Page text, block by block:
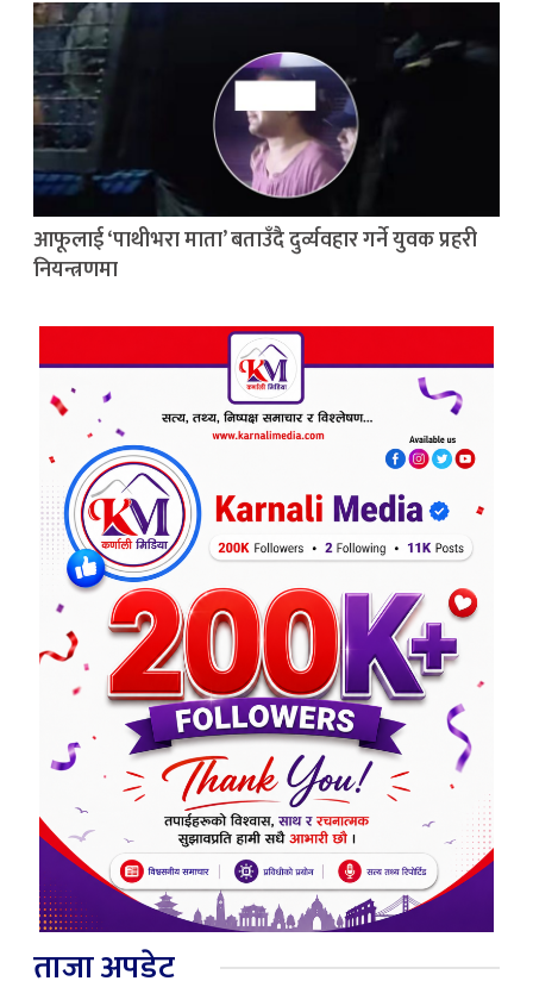
आफूलाई ‘पाथीभरा माता’ बताउँदै दुर्व्यवहार गर्ने युवक प्रहरी
नियन्त्रणमा
ताजा अपडेट